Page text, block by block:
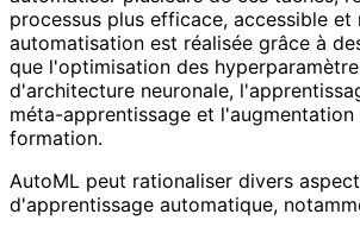
processus plus efficace, accessible et
automatisation est réalisée grâce à
que l'optimisation des
d'architecture neuronale,
méta-apprentissage et l'augmentation
formation.
AutoML peut rationaliser divers
d'apprentissage automatique,